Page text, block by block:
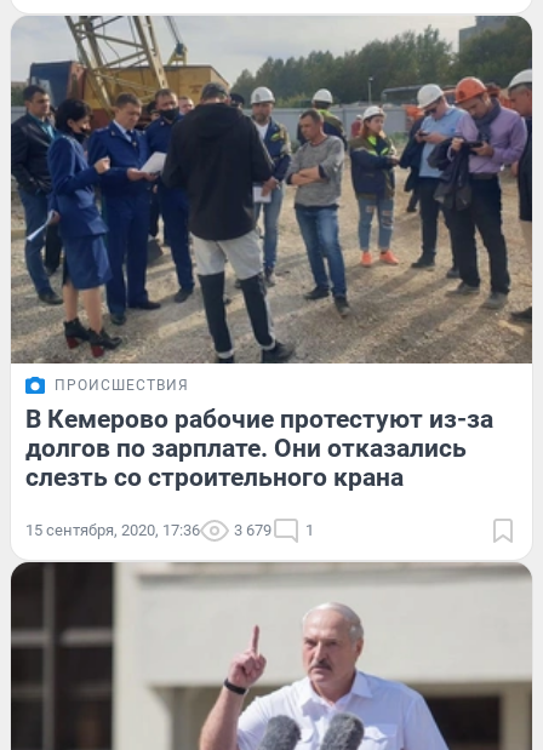
ПРОИСШЕСТВИЯ
В Кемерово рабочие протестуют из-за
долгов по зарплате. Они отказались
слезть со строительного крана
15 сентября, 2020, 17:36 3 679 1